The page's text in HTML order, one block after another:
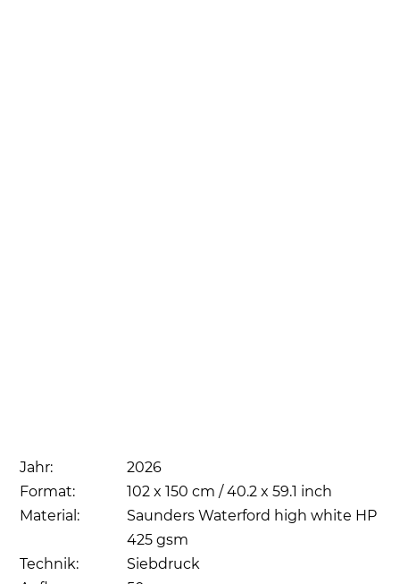
Jahr:
2026
Format:
102 x 150 cm / 40.2 x 59.1 inch
Material:
Saunders Waterford high white HP
425 gsm
Technik:
Siebdruck